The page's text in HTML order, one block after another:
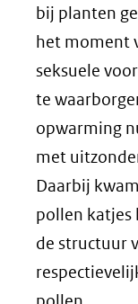
bij planten
het moment
seksuele
te
opwarming
met
Daarbij
pollen katjes
de structuur